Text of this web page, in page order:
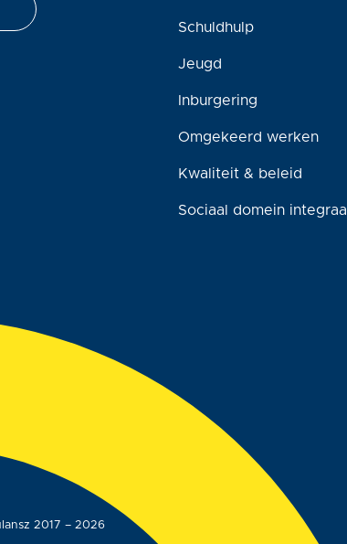
Schuldhulp
Jeugd
Inburgering
Omgekeerd werken
Kwaliteit & beleid
Sociaal domein integraal
2017 – 2026